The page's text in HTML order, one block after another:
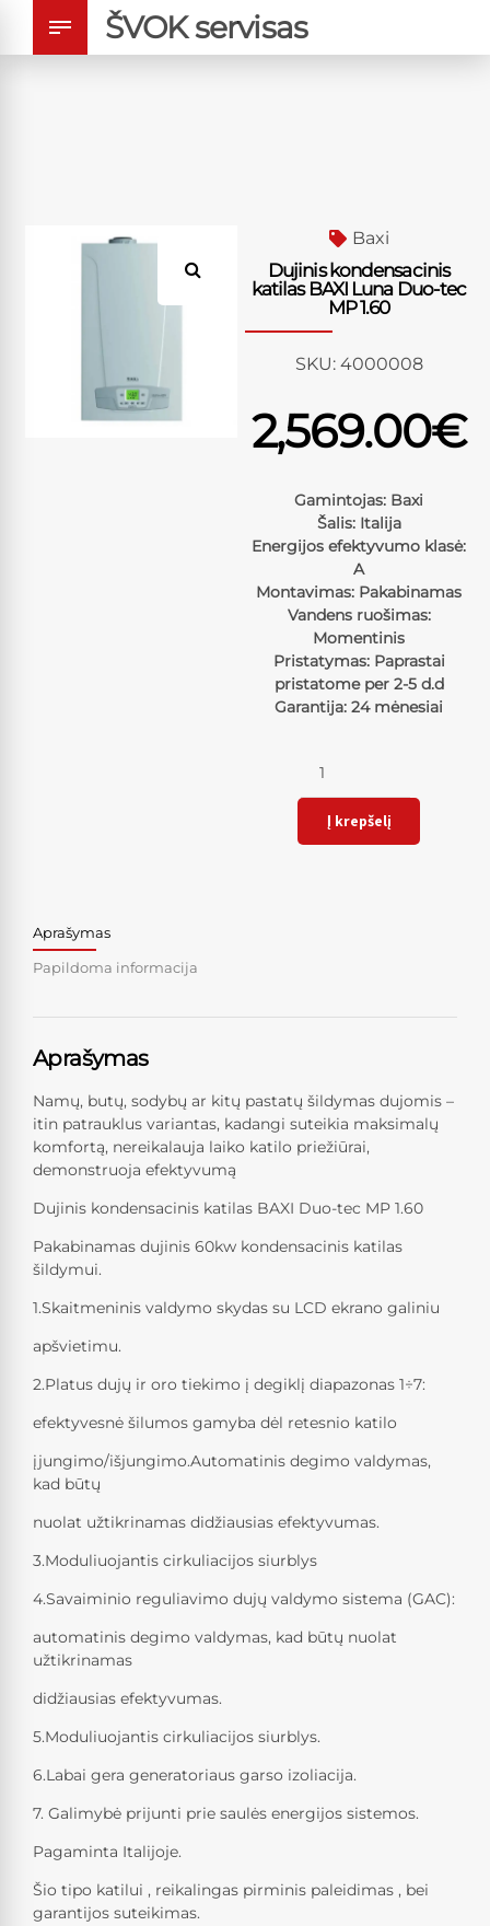
ŠVOK servisas
Baxi
Dujinis kondensacinis
katilas BAXI Luna Duo-tec
MP 1.60
SKU: 4000008
2,569.00€
Gamintojas: Baxi
Šalis: Italija
Energijos efektyvumo klasė:
A
Montavimas: Pakabinamas
Vandens ruošimas:
Momentinis
Pristatymas: Paprastai
pristatome per 2-5 d.d
Garantija: 24 mėnesiai
Į krepšelį
Aprašymas
Papildoma informacija
Aprašymas
Namų, butų, sodybų ar kitų pastatų šildymas dujomis –
itin patrauklus variantas, kadangi suteikia maksimalų
komfortą, nereikalauja laiko katilo priežiūrai,
demonstruoja efektyvumą
Dujinis kondensacinis katilas BAXI Duo-tec MP 1.60
Pakabinamas dujinis 60kw kondensacinis katilas
šildymui.
1.Skaitmeninis valdymo skydas su LCD ekrano galiniu
apšvietimu.
2.Platus dujų ir oro tiekimo į degiklį diapazonas 1÷7:
efektyvesnė šilumos gamyba dėl retesnio katilo
įjungimo/išjungimo.Automatinis degimo valdymas,
kad būtų
nuolat užtikrinamas didžiausias efektyvumas.
3.Moduliuojantis cirkuliacijos siurblys
4.Savaiminio reguliavimo dujų valdymo sistema (GAC):
automatinis degimo valdymas, kad būtų nuolat
užtikrinamas
didžiausias efektyvumas.
5.Moduliuojantis cirkuliacijos siurblys.
6.Labai gera generatoriaus garso izoliacija.
7. Galimybė prijunti prie saulės energijos sistemos.
Pagaminta Italijoje.
Šio tipo katilui , reikalingas pirminis paleidimas , bei
garantijos suteikimas.